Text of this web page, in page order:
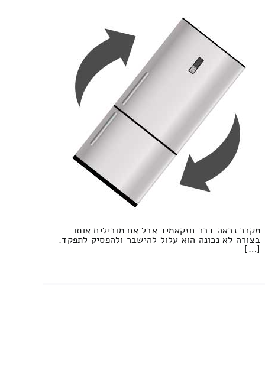
מקרר נראה דבר חזקאמיד אבל אם מובילים אותו
בצורה לא נכונה הוא עלול להישבר ולהפסיק לתפקד.
[…]